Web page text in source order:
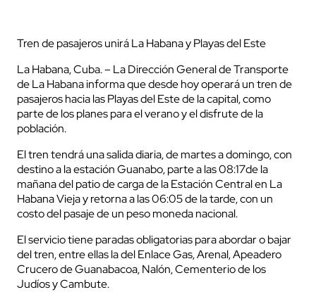
Tren de pasajeros unirá La Habana y Playas del Este
La Habana, Cuba. – La Dirección General de Transporte
de La Habana informa que desde hoy operará un tren de
pasajeros hacia las Playas del Este de la capital, como
parte de los planes para el verano y el disfrute de la
población.
El tren tendrá una salida diaria, de martes a domingo, con
destino a la estación Guanabo, parte a las 08:17de la
mañana del patio de carga de la Estación Central en La
Habana Vieja y retorna a las 06:05 de la tarde, con un
costo del pasaje de un peso moneda nacional.
El servicio tiene paradas obligatorias para abordar o bajar
del tren, entre ellas la del Enlace Gas, Arenal, Apeadero
Crucero de Guanabacoa, Nalón, Cementerio de los
Judíos y Cambute.